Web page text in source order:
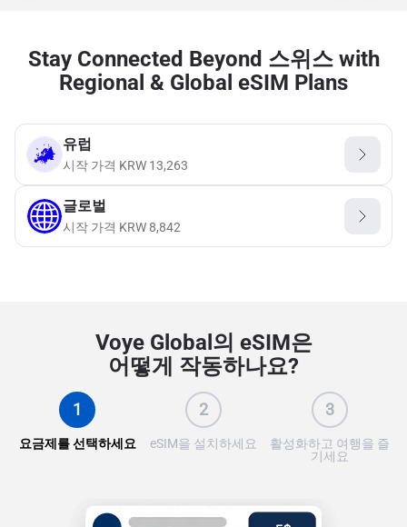
Stay Connected Beyond 스위스 with
Regional & Global eSIM Plans
유럽
시작 가격 KRW 13,263
글로벌
시작 가격 KRW8,842
Voye Global의 eSIM은
어떻게 작동하나요?
1
요금제를 선택하세요
2
eSIM을 설치하세요
3
활성화하고 여행을 즐
기세요